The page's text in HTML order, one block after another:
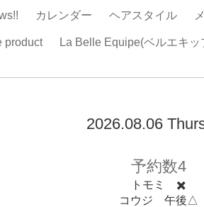
カレンダー ヘアスタイル
product La Belle Equipe(ベルエキッ
2026.08.06
予約数4
トモミ ✖️
コウジ 午後△